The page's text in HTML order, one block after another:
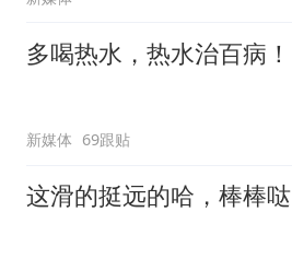
多喝热水，热水治百病！
新媒体 69跟贴
这滑的挺远的哈，棒棒哒